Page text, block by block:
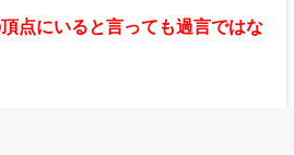
点にいると言っても過言ではな